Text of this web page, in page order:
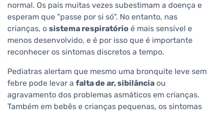
normal. Os pais muitas vezes subestimam a doença e
esperam que "passe por si só". No entanto, nas
crianças, o sistema respiratório é mais sensível e
menos desenvolvido, e é por isso que é importante
reconhecer os sintomas discretos a tempo.
Pediatras alertam que mesmo uma bronquite leve sem
febre pode levar a falta de ar, sibilância ou
agravamento dos problemas asmáticos em crianças.
Também em bebês e crianças pequenas, os sintomas